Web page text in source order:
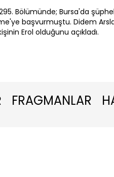
Bölümünde; Bursa'da
başvurmuştu. Didem
Erol olduğunu açıkladı.
FRAGMANLAR